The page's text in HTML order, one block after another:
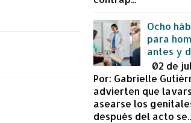
Ocho
para
antes y
02 de
Por: Gabrielle
advierten que
asearse los
después del acto